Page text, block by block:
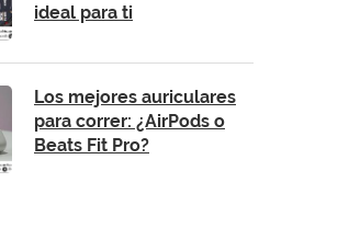
ideal para ti
Los mejores auriculares
para correr: ¿AirPods o
Beats Fit Pro?